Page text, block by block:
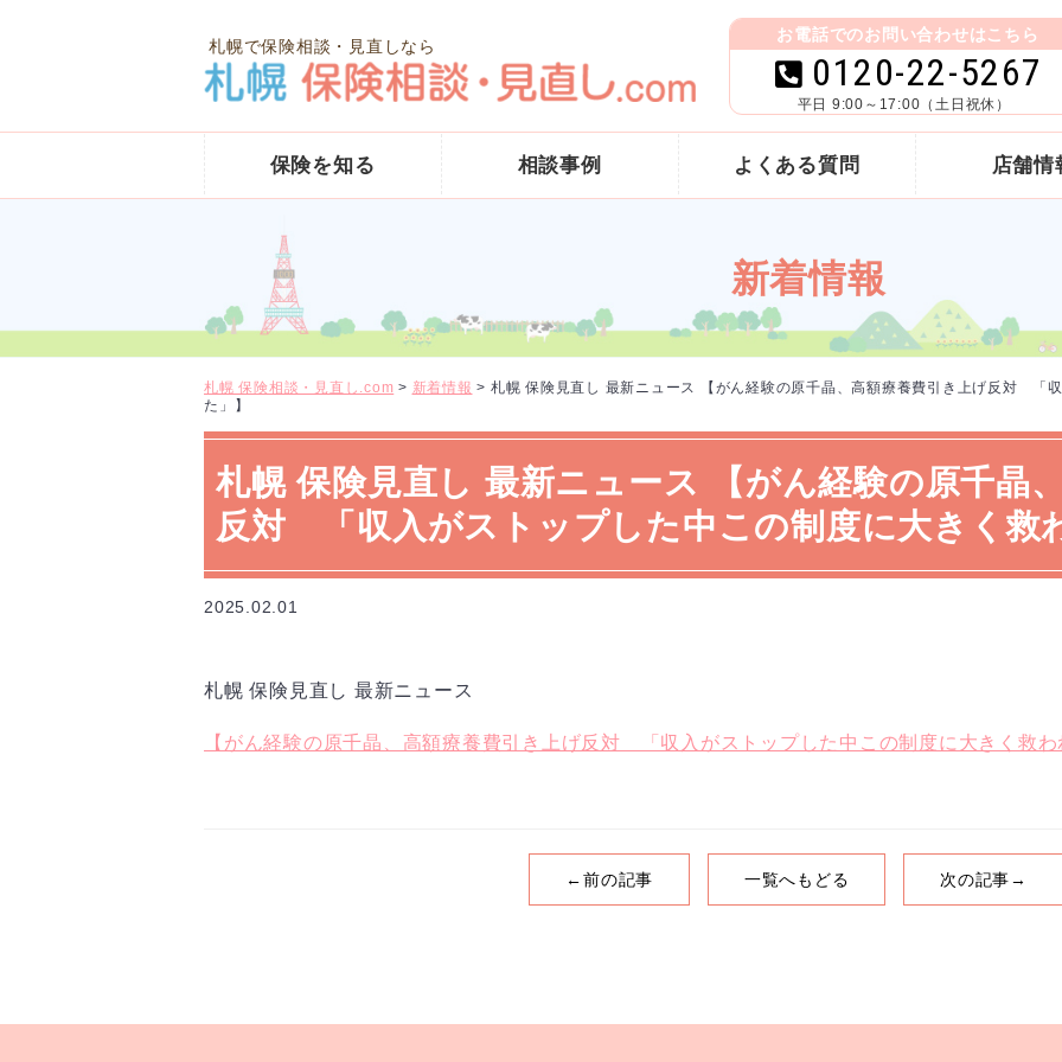
札幌で保険相談・見直しなら
お電話でのお問い合わせはこちら
0120-22-5267
平日 9:00～17:00（土日祝休）
保険を知る 相談事例 よくある質問 店舗情
新着情報
札幌 保険相談・見直し.com > 新着情報 > 札幌 保険見直し 最新ニュース 【がん経験の原千晶、高額療養費引き上げ反対 「
た」】
札幌 保険見直し 最新ニュース 【がん経験の原千晶
反対 「収入がストップした中この制度に大きく救
2025.02.01
札幌 保険見直し 最新ニュース
【がん経験の原千晶、高額療養費引き上げ反対 「収入がストップした中この制度に大きく救
←前の記事 一覧へもどる 次の記事→